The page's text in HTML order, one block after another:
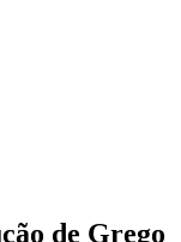
de Grego